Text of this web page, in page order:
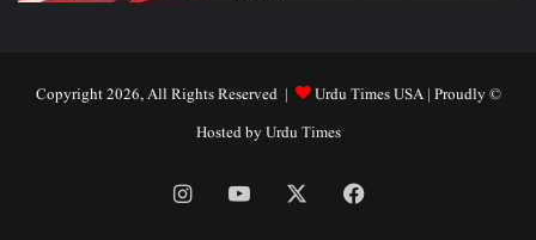
© Copyright 2026, All Rights Reserved |
Urdu Times USA| Proudly
Hosted byUrdu Times
Facebook
YouTube